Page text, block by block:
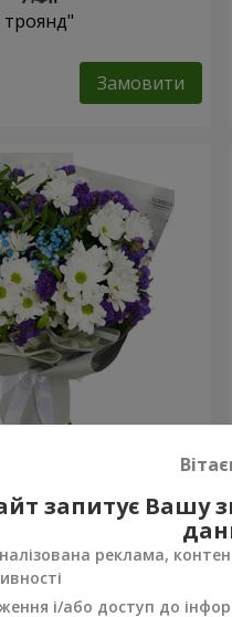
троянд"
Замовити
на День народження
Замовити
запитує Вашу
реклама,
і/або доступ до